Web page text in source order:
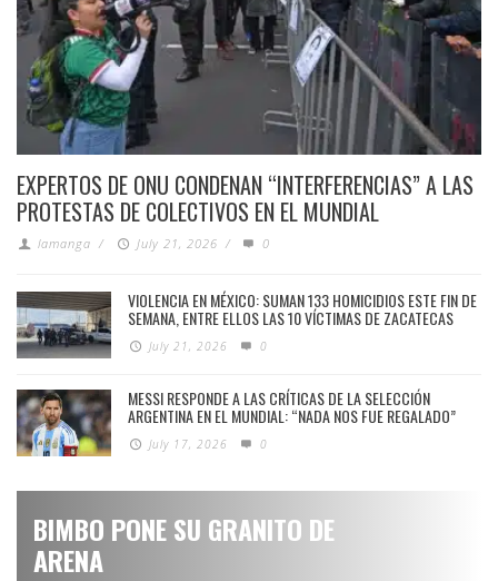
EXPERTOS DE ONU CONDENAN “INTERFERENCIAS” A LAS
PROTESTAS DE COLECTIVOS EN EL MUNDIAL
lamanga / July 21, 2026 / 0
VIOLENCIA EN MÉXICO: SUMAN 133 HOMICIDIOS ESTE FIN DE
SEMANA, ENTRE ELLOS LAS 10 VÍCTIMAS DE ZACATECAS
July 21, 2026 0
MESSI RESPONDE A LAS CRÍTICAS DE LA SELECCIÓN
ARGENTINA EN EL MUNDIAL: “NADA NOS FUE REGALADO”
July 17, 2026 0
BIMBO PONE SU GRANITO DE
ARENA